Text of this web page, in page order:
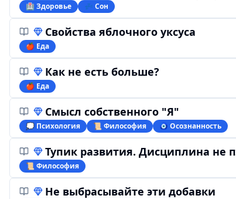
🏥 Здоровье 💤 Сон
Свойства яблочного уксуса
🍎 Еда
Как не есть больше?
🍎 Еда
Смысл собственного "Я"
💭 Психология 📜 Философия 🧿 Осознанность
Тупик развития. Дисциплина не
📜 Философия
Не выбрасывайте эти добавки